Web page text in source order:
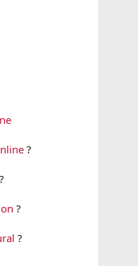
?
?
?
?